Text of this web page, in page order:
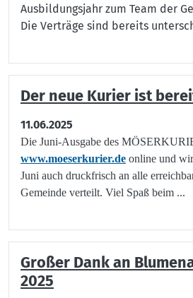
Ausbildungsjahr zum Team der
Die Verträge sind bereits
Der neue Kurier ist
11.06.2025
Die Juni-Ausgabe des
www.moeserkurier.de online und
Juni auch druckfrisch an alle
Gemeinde verteilt. Viel Spaß beim ...
Großer Dank an
2025